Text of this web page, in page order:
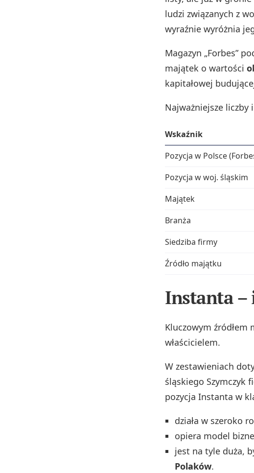
ludzi związanych z
wyraźnie wyróżnia
Magazyn „Forbes”
majątek o wartości
kapitałowej
Najważniejsze
Wskaźnik
Pozycja w Polsce
Pozycja w woj. śląskim
Majątek
Branża
Siedziba firmy
Źródło majątku
Instanta –
Kluczowym źródłem
właścicielem.
W zestawieniach
śląskiego Szymczyk
pozycja Instanta w
działa w szeroko
opiera model
jest na tyle duża,
Polaków.